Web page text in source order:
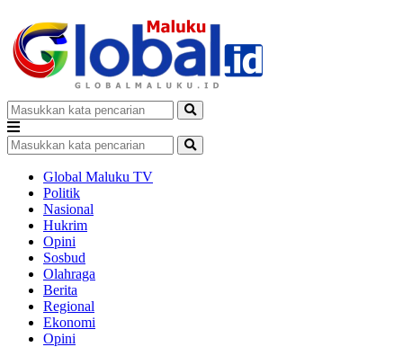
Global Maluku TV
Politik
Nasional
Hukrim
Opini
Sosbud
Olahraga
Berita
Regional
Ekonomi
Opini